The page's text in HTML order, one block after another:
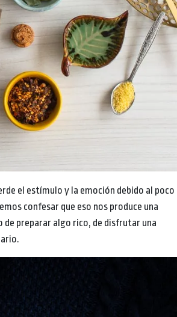
el estímulo y la emoción debido al poco
confesar que eso nos produce una
preparar algo rico, de disfrutar una